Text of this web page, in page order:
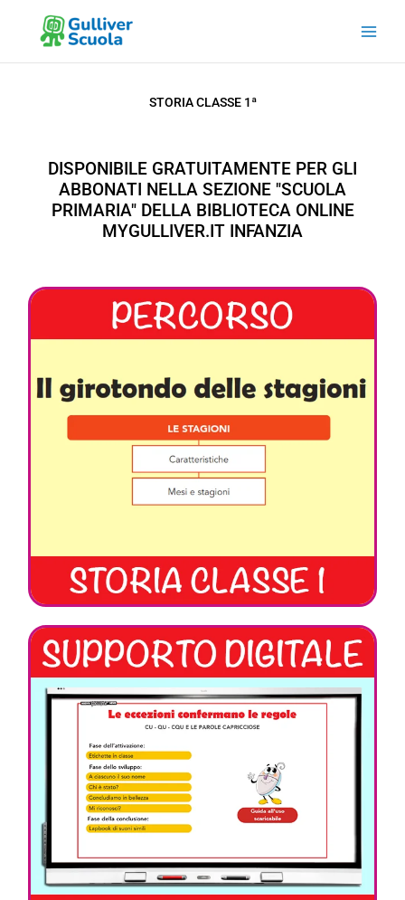
contenuto
STORIA CLASSE 1ª
DISPONIBILE GRATUITAMENTE PER GLI
ABBONATI NELLA SEZIONE "SCUOLA
PRIMARIA" DELLA BIBLIOTECA ONLINE
MYGULLIVER.IT INFANZIA